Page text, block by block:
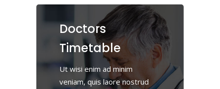
Doctors
Timetable
Ut wisi enim ad minim
veniam, quis laore nostrud